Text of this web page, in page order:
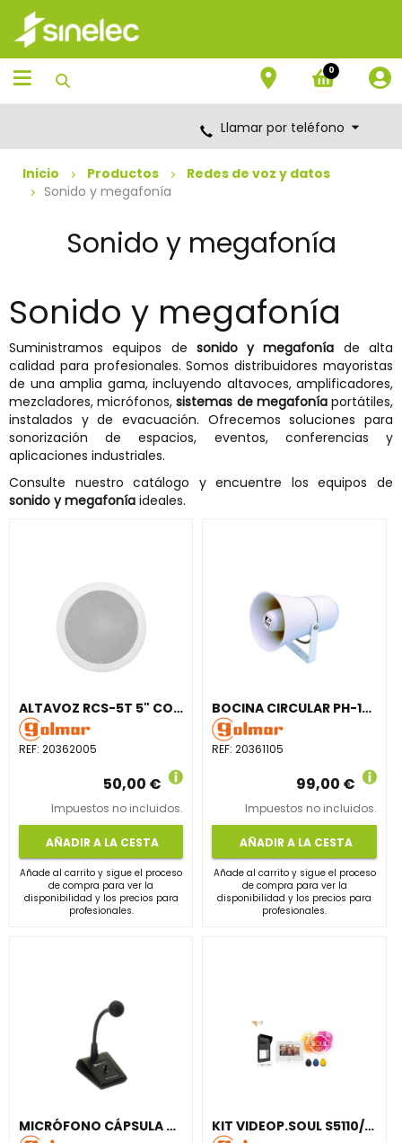
Saltar
contenido
Saltar
menú
de
navegación
0
Llamar por teléfono
Inicio Productos
Redes de voz y datos
Sonido y megafonía
Sonido y megafonía
Sonido y megafonía
Suministramos equipos de sonido y megafonía de alta
calidad para profesionales. Somos distribuidores mayoristas
de una amplia gama, incluyendo altavoces, amplificadores,
mezcladores, micrófonos,sistemas de megafoníaportátiles,
instalados y de evacuación. Ofrecemos soluciones para
sonorización de espacios, eventos, conferencias y
aplicaciones industriales.
Consulte nuestro catálogo y encuentre los equipos de
sonido y megafonía ideales.
ALTAVOZ RCS-5T 5" CON TRANSFORMADOR LÍNEA 100V
REF: 20362005
50,00 €
Impuestos no incluidos.
AÑADIR A LA CESTA
Añade al carrito y sigue el proceso
de compra para ver la
disponibilidad y los precios para
profesionales.
BOCINA CIRCULAR PH-10T EXTERIOR PLÁSTICO ABS GRIS
REF:20361105
99,00 €
Impuestos no incluidos.
AÑADIR A LA CESTA
Añade al carrito y sigue el proceso
de compra para ver la
disponibilidad y los precios para
profesionales.
MICRÓFONO CÁPSULA DINÁMICO 600Oh PM100 SOBREMESA KIT VIDEOP.SOUL S5110/ART 7W 1P WIFI TGIA.2 HL.DESVÍO LLAMADA VÍA WIFI